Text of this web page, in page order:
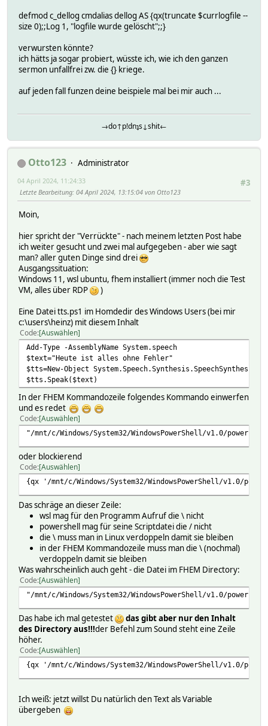
defmod c_dellog cmdalias dellog AS {qx(truncate $currlogfile --
size 0);;Log 1, "logfile wurde gelöscht";;}
verwursten könnte?
ich hätts ja sogar probiert, wüsste ich, wie ich den ganzen
sermon unfallfrei zw. die {} kriege.
auf jeden fall funzen deine beispiele mal bei mir auch ...
→do↑p!dnʇs↓shit←
Otto123
Administrator
#3
04 April 2024, 11:24:33
Letzte Bearbeitung: 04 April 2024, 13:15:04 von Otto123
Moin,
hier spricht der "Verrückte" - nach meinem letzten Post habe
ich weiter gesucht und zwei mal aufgegeben - aber wie sagt
man? aller guten Dinge sind drei
Ausgangssituation:
Windows 11, wsl ubuntu, fhem installiert (immer noch die Test
VM, alles über RDP
)
Eine Datei tts.ps1 im Homdedir des Windows Users (bei mir
c:\users\heinz) mit diesem Inhalt
Code Auswählen
Add-Type -AssemblyName System.speech
$text="Heute ist alles ohne Fehler"
$tts=New-Object System.Speech.Synthesis.SpeechSynthesizer
$tts.Speak($text)
In der FHEM Kommandozeile folgendes Kommando einwerfen
und es redet
Code Auswählen
"/mnt/c/Windows/System32/WindowsPowerShell/v1.0/
oder blockierend
Code Auswählen
{qx '/mnt/c/Windows/System32/WindowsPowerShell/
Das schräge an dieser Zeile:
wsl mag für den Programm Aufruf die \ nicht
powershell mag für seine Scriptdatei die / nicht
die \ muss man in Linux verdoppeln damit sie bleiben
in der FHEM Kommandozeile muss man die \ (nochmal)
verdoppeln damit sie bleiben
Was wahrscheinlich auch geht - die Datei im FHEM Directory:
Code Auswählen
"/mnt/c/Windows/System32/WindowsPowerShell/v1.0/
Das habe ich mal getestet
das gibt aber nur den Inhalt
des Directory aus!!!der Befehl zum Sound steht eine Zeile
höher.
Code Auswählen
{qx '/mnt/c/Windows/System32/WindowsPowerShell/
Ich weiß: jetzt willst Du natürlich den Text als Variable
übergeben